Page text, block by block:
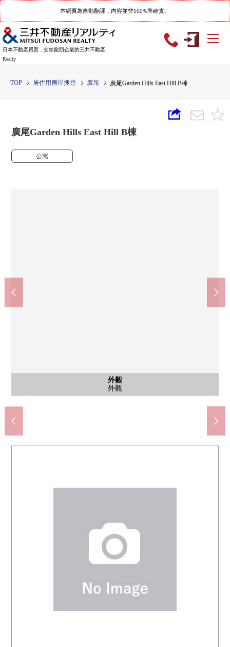
本網頁為自動翻譯，內容並非100%準確實。
日本不動產買賣，交給龍頭企業的三井不動產
Realty
TOP 居住用房屋搜尋 廣尾 廣尾Garden Hills East Hill B棟
廣尾Garden Hills East Hill B棟
公寓
外觀
外觀
風景
風景
客廳
客廳
客廳
艾利賓戈
客廳
客廳
客廳
客廳
客廳
客廳
客廳
客廳
陽台
陽台
西式房間
主卧室
卧室
主卧室
西式房間
主卧室
廚房
廚房
廁所
廁所
洗臉
洗臉
公共汽車
公共汽車
西式房間
西式房間
卧室
西式房間
門口
門口
門口
門口
外觀
外觀
其他
邸宅名牌
共有部分
V Garden
其他當地
前面道路
其他
用地裡面的銀行ATM